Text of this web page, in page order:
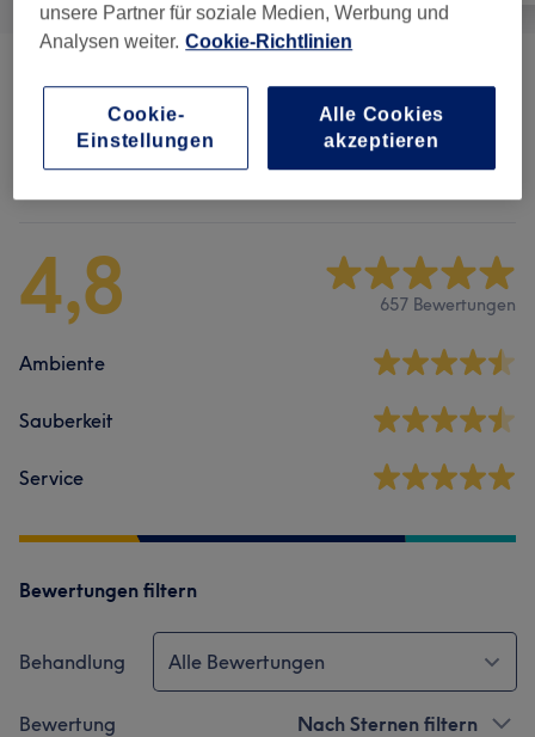
Massagen (5) ab 35 €
Salonbewertungen
4,8 657 Bewertungen
Ambiente
Sauberkeit
Service
Bewertungen filtern
Behandlung Alle Bewertungen
Bewertung Nach Sternen filtern
unsere Partner für soziale Medien, Werbung und
Analysen weiter. Cookie-Richtlinien
Alle Cookies
akzeptieren
Cookie-
Einstellungen